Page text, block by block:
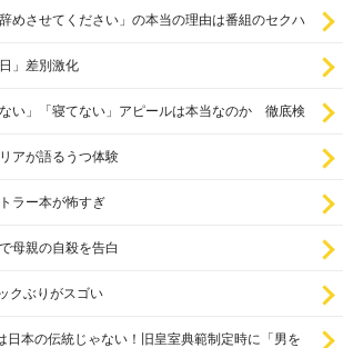
めさせてください」の本当の理由は番組のセクハ
」差別激化
い」「寝てない」アピールは本当なのか 徹底検
アが語るうつ体験
ラー本が怖すぎ
母親の自殺を告白
クぶりがスゴい
日本の伝統じゃない！旧皇室典範制定時に「男を